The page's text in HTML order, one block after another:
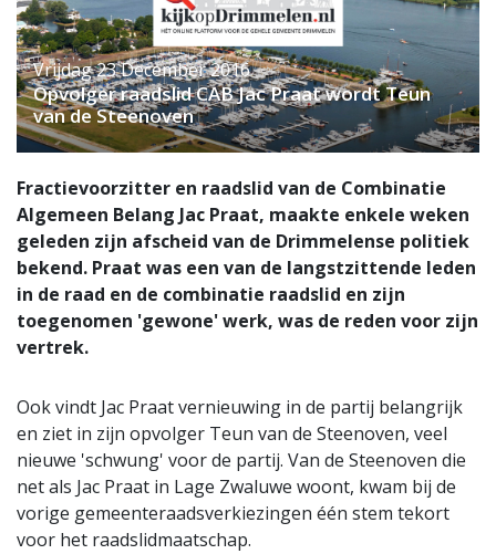
Vrijdag 23 December 2016
Opvolger raadslid CAB Jac Praat wordt Teun
van de Steenoven
Fractievoorzitter en raadslid van de Combinatie
Algemeen Belang Jac Praat, maakte enkele weken
geleden zijn afscheid van de Drimmelense politiek
bekend. Praat was een van de langstzittende leden
in de raad en de combinatie raadslid en zijn
toegenomen 'gewone' werk, was de reden voor zijn
vertrek.
Ook vindt Jac Praat vernieuwing in de partij belangrijk
en ziet in zijn opvolger Teun van de Steenoven, veel
nieuwe 'schwung' voor de partij. Van de Steenoven die
net als Jac Praat in Lage Zwaluwe woont, kwam bij de
vorige gemeenteraadsverkiezingen één stem tekort
voor het raadslidmaatschap.